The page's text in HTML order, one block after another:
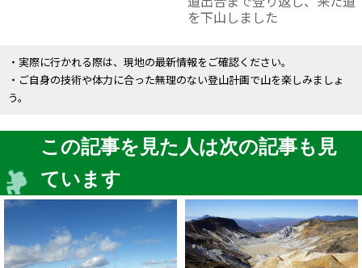
を下山しました
・実際に行かれる際は、現地の最新情報をご確認ください。
・ご自身の技術や体力に合った無理のない登山計画で山を楽しみましょ
う。
この記事を見た人は次の記事も見
ています